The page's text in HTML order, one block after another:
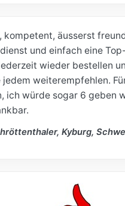
kompetent, äusserst
und einfach eine
wieder bestellen
jedem weiterempfehlen.
ich würde sogar 6 geben
Kyburg,